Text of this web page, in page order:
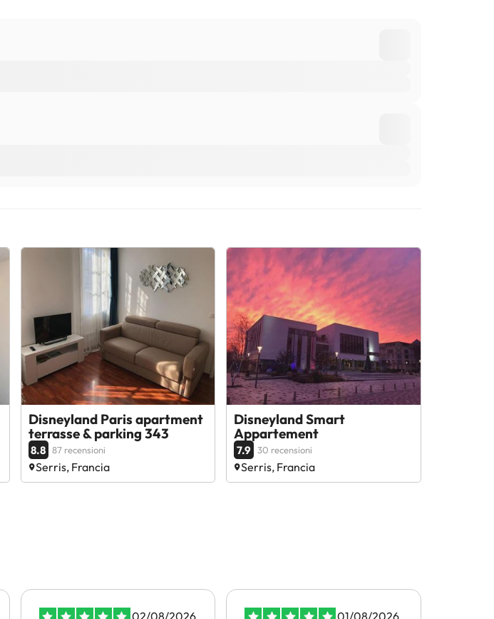
Disneyland Paris apartment
terrasse & parking 343
8.8 87 recensioni
Serris, Francia
Disneyland Smart
Appartement
7.9 30 recensioni
Serris, Francia
02/08/2026 01/08/2026